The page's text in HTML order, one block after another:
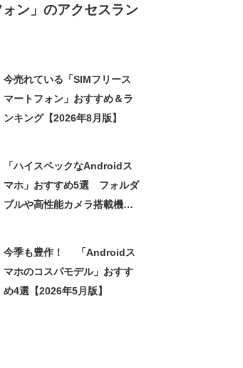
ォン」のアクセスラン
今売れている「SIMフリース
マートフォン」おすすめ＆ラ
ンキング【2026年8月版】
「ハイスペックなAndroidス
マホ」おすすめ5選 フォルダ
ブルや高性能カメラ搭載機を
今季も豊作！ 「Androidス
マホのコスパモデル」おすす
め4選【2026年5月版】